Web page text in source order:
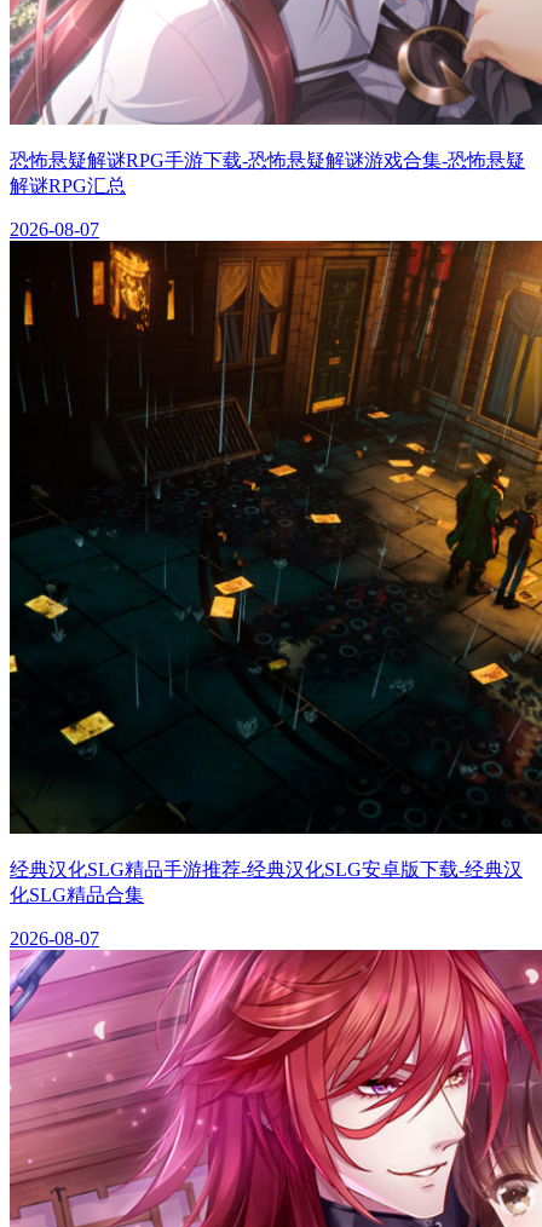
恐怖悬疑解谜RPG手游下载-恐怖悬疑解谜游戏合集-恐怖悬疑
解谜RPG汇总
2026-08-07
经典汉化SLG精品手游推荐-经典汉化SLG安卓版下载-经典汉
化SLG精品合集
2026-08-07